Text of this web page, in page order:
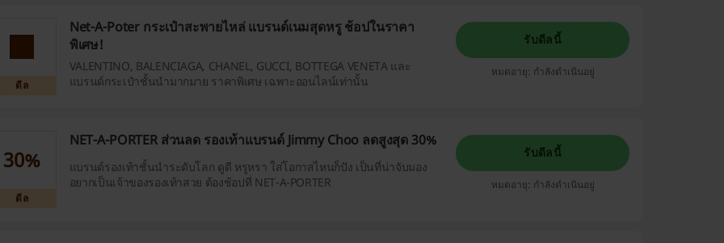
ดีล
Net-A-Poter กระเป๋าสะพายไหล่ แบรนด์เนมสุดหรู ช้อปในราคา
พิเศษ!
VALENTINO, BALENCIAGA, CHANEL, GUCCI, BOTTEGA VENETA และ
แบรนด์กระเป๋าชั้นนำมากมาย ราคาพิเศษ เฉพาะออนไลน์เท่านั้น
รับดีลนี้
หมดอายุ: กำลังดำเนินอยู่
30%
ดีล
NET-A-PORTER ส่วนลด รองเท้าแบรนด์ Jimmy Choo ลดสูงสุด 30%
แบรนด์รองเท้าชั้นนำระดับโลก ดูดี หรูหรา ใส่โอกาสไหนก็ปัง เป็นที่น่าจับมอง
อยากเป็นเจ้าของรองเท้าสวย ต้องช้อปที่ NET-A-PORTER
รับดีลนี้
หมดอายุ: กำลังดำเนินอยู่